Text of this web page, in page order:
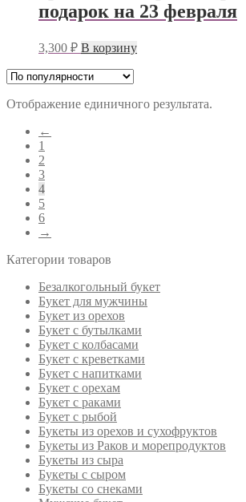
подарок на 23 февраля
3,300 ₽ В корзину
Отображение единичного результата.
←
1
2
3
4
5
6
→
Категории товаров
Безалкогольный букет
Букет для мужчины
Букет из орехов
Букет с бутылками
Букет с колбасами
Букет с креветками
Букет с напитками
Букет с орехам
Букет с раками
Букет с рыбой
Букеты из орехов и сухофруктов
Букеты из Раков и морепродуктов
Букеты из сыра
Букеты с сыром
Букеты со снеками